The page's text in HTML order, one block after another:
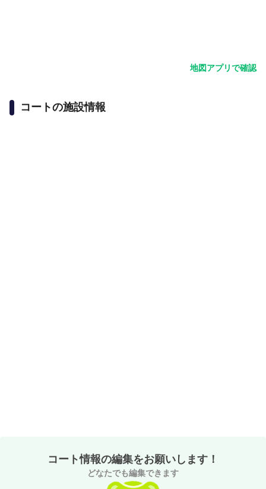
地図アプリで確認
コートの施設情報
コート情報の編集をお願いします！
どなたでも編集できます